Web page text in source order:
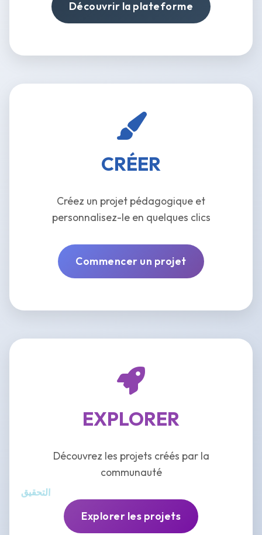
التحقيق
Découvrir la plateforme
CRÉER
Créez un projet pédagogique et
personnalisez-le en quelques clics
Commencer un projet
EXPLORER
Découvrez les projets créés par la
communauté
Explorer les projets